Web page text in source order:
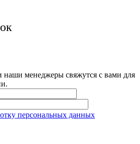
наши менеджеры свяжутся с вами для
персональных данных